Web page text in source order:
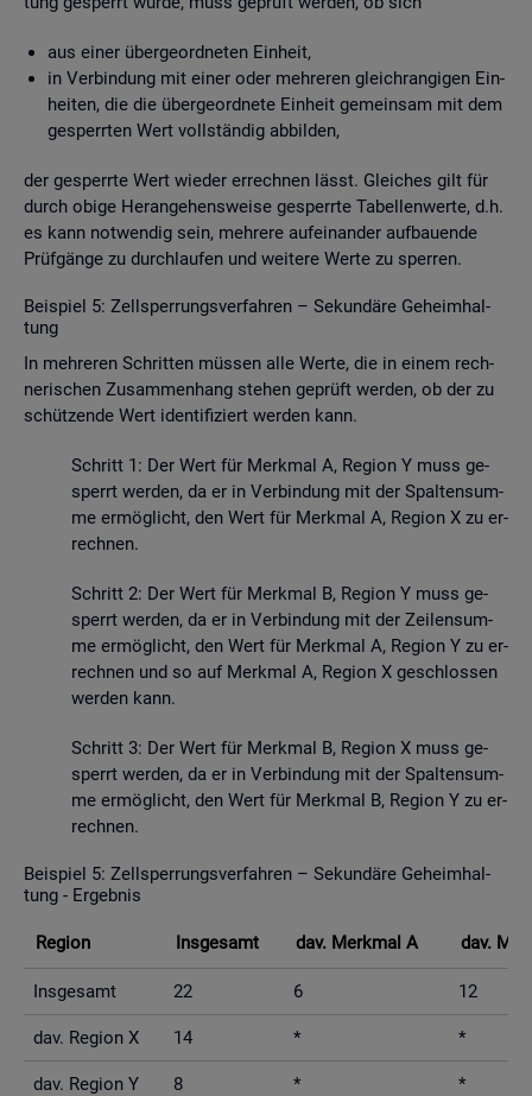
aus einer über­ge­ord­ne­ten Ein­heit,
in Ver­bin­dung mit einer oder meh­re­ren gleich­ran­gi­gen Ein­
hei­ten, die die über­ge­ord­ne­te Ein­heit ge­mein­sam mit dem
ge­sperr­ten Wert voll­stän­dig ab­bil­den,
der ge­sperr­te Wert wie­der er­rech­nen lässt. Glei­ches gilt für
durch obige Her­an­ge­hens­wei­se ge­sperr­te Ta­bel­len­wer­te, d.h.
es kann not­wen­dig sein, meh­re­re auf­ein­an­der auf­bau­en­de
Prüf­gän­ge zu durch­lau­fen und wei­te­re Werte zu sper­ren.
Bei­spiel 5: Zell­sper­rungs­ver­fah­ren – Se­kun­dä­re Ge­heim­hal­
tung
In meh­re­ren Schrit­ten müs­sen alle Werte, die in einem rech­
ne­ri­schen Zu­sam­men­hang ste­hen ge­prüft wer­den, ob der zu
schüt­zen­de Wert iden­ti­fi­ziert wer­den kann.
Schritt 1: Der Wert für Merk­mal A, Re­gi­on Y muss ge­
sperrt wer­den, da er in Ver­bin­dung mit der Spal­ten­sum­
me er­mög­licht, den Wert für Merk­mal A, Re­gi­on X zu er­
rech­nen.
Schritt 2: Der Wert für Merk­mal B, Re­gi­on Y muss ge­
sperrt wer­den, da er in Ver­bin­dung mit der Zei­len­sum­
me er­mög­licht, den Wert für Merk­mal A, Re­gi­on Y zu er­
rech­nen und so auf Merk­mal A, Re­gi­on X ge­schlos­sen
wer­den kann.
Schritt 3: Der Wert für Merk­mal B, Re­gi­on X muss ge­
sperrt wer­den, da er in Ver­bin­dung mit der Spal­ten­sum­
me er­mög­licht, den Wert für Merk­mal B, Re­gi­on Y zu er­
rech­nen.
Bei­spiel 5: Zell­sper­rungs­ver­fah­ren – Se­kun­dä­re Ge­heim­hal­
tung - Er­geb­nis
Re­gi­on Ins­ge­samt dav. Merk­mal A dav.
Ins­ge­samt 22 6 12
dav. Re­gi­on X 14 * *
dav. Re­gi­on Y 8 * *